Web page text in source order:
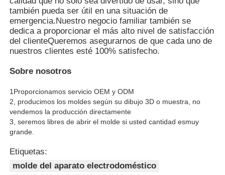
moldeado por inyección médica
Moldeo a presión de la cavidad multi
Moldeo a presión de la electrónica
Moldeo por inyección a alta temperatura
desenroscar molde
Molde para electrodomésticos
también pueda ser útil en una situación de
emergencia.Nuestro negocio familiar también se
dedica a proporcionar el más alto nivel de satisfacción
del clienteQueremos asegurarnos de que cada uno de
nuestros clientes esté 100% satisfecho.
Sobre nosotros
1Proporcionamos servicio OEM y ODM
2, producimos los moldes según su dibujo 3D o muestra, no
vendemos la producción directamente
3, seremos libres de abrir el molde si usted cantidad esmuy
grande
Etiquetas:
molde del aparato electrodoméstico